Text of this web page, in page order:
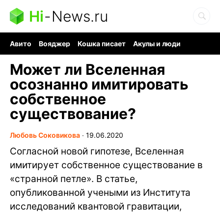
Hi-News.ru
Авито Вояджер Кошка писает
Акулы и люди
Может ли Вселенная
осознанно имитировать
собственное
существование?
Любовь Соковикова ∙ 19.06.2020
Согласной новой гипотезе, Вселенная
имитирует собственное существование в
«странной петле». В статье,
опубликованной учеными из Института
исследований квантовой гравитации,